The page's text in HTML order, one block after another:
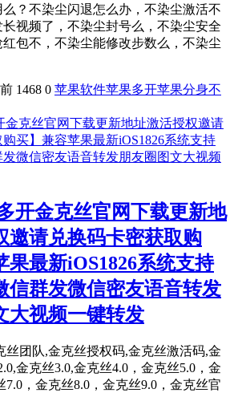
？不染尘闪退怎么办，不染尘激活不
视频了，不染尘封号么，不染尘安全
包不，不染尘能修改步数么，不染尘
1468 0 苹果软件苹果多开苹果分身不
开金克丝官网下载更新地
邀请兑换码卡密获取购
果最新iOS1826系统支持
信群发微信密友语音转发
大视频一键转发
丝团队,金克丝授权码,金克丝激活码,金
金克丝3.0,金克丝4.0，金克丝5.0，金
7.0，金克丝8.0，金克丝9.0，金克丝官